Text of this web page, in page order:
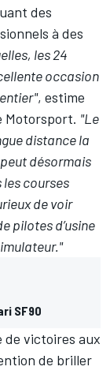
des
à des
les 24
occasion
, estime
Motorsport. "Le
distance la
désormais
courses
de voir
pilotes d’usine
SF90
de victoires aux
de briller